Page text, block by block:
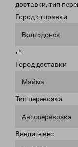
доставки, тип
Город отправки
Волгодонск
⇄
Город доставки
Майма
Тип перевозки
Автоперевозка
Введите вес